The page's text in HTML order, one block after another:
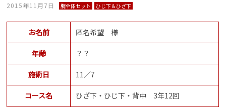
2015年11月7日 腕全体セット ひじ下＆ひざ下
お名前 匿名希望 様
年齢 ？？
施術日 11／7
コース名 ひざ下・ひじ下・背中 3年12回